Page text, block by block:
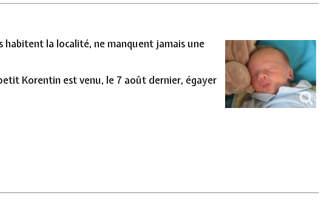
habitent la localité, ne manquent jamais une
Korentin est venu, le 7 août dernier, égayer